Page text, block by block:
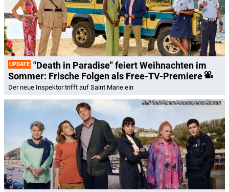
UPDATE "Death in Paradise" feiert Weihnachten im
Sommer: Frische Folgen als Free-TV-Premiere
Der neue Inspektor trifft auf Saint Marie ein
Red Planet Pictures/Joss Barratt